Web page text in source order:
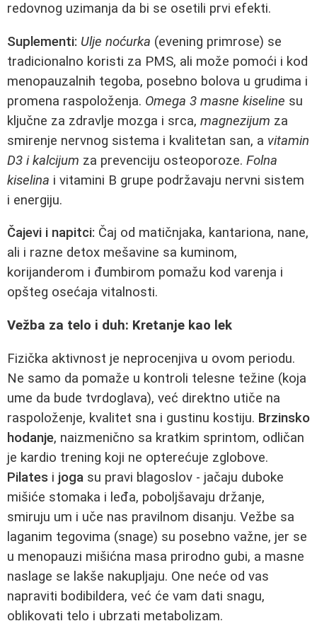
redovnog uzimanja da bi se osetili prvi efekti.
Suplementi: Ulje noćurka (evening primrose) se
tradicionalno koristi za PMS, ali može pomoći i kod
menopauzalnih tegoba, posebno bolova u grudima i
promena raspoloženja. Omega 3 masne kiseline su
ključne za zdravlje mozga i srca, magnezijum za
smirenje nervnog sistema i kvalitetan san, a vitamin
D3 i kalcijum za prevenciju osteoporoze. Folna
kiselina i vitamini B grupe podržavaju nervni sistem
i energiju.
Čajevi i napitci: Čaj od matičnjaka, kantariona, nane,
ali i razne detox mešavine sa kuminom,
korijanderom i đumbirom pomažu kod varenja i
opšteg osećaja vitalnosti.
Vežba za telo i duh: Kretanje kao lek
Fizička aktivnost je neprocenjiva u ovom periodu.
Ne samo da pomaže u kontroli telesne težine (koja
ume da bude tvrdoglava), već direktno utiče na
raspoloženje, kvalitet sna i gustinu kostiju. Brzinsko
hodanje, naizmenično sa kratkim sprintom, odličan
je kardio trening koji ne opterećuje zglobove.
Pilates i joga su pravi blagoslov - jačaju duboke
mišiće stomaka i leđa, poboljšavaju držanje,
smiruju um i uče nas pravilnom disanju. Vežbe sa
laganim tegovima (snage) su posebno važne, jer se
u menopauzi mišićna masa prirodno gubi, a masne
naslage se lakše nakupljaju. One neće od vas
napraviti bodibildera, već će vam dati snagu,
oblikovati telo i ubrzati metabolizam.